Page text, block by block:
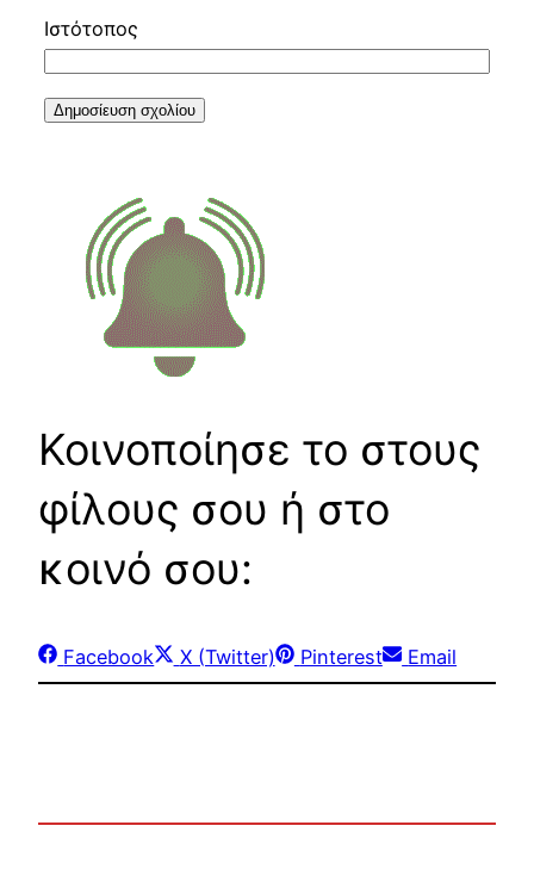
Ιστότοπος
Κοινοποίησε το στους
φίλους σου ή στο
κοινό σου:
Share
on
Facebook
Share
on
X (Twitter)
Share
on
Pinterest
Share
on
Email